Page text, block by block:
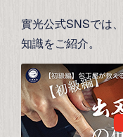
實光公式SNSでは
知識をご紹介。